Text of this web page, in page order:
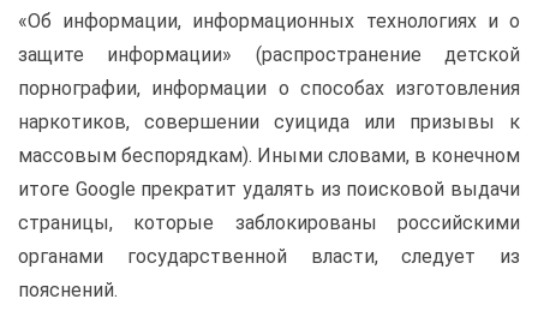
«Об информации, информационных технологиях и о
защите информации» (распространение детской
порнографии, информации о способах изготовления
наркотиков, совершении суицида или призывы к
массовым беспорядкам). Иными словами, в конечном
итоге Google прекратит удалять из поисковой выдачи
страницы, которые заблокированы российскими
органами государственной власти, следует из
пояснений.